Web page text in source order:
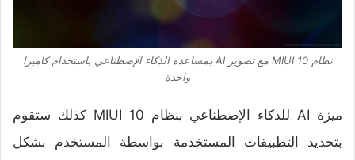
نظام MIUI 10 مع تصوير AI بمساعدة الذكاء الإصطناعي باستخدام كاميرا
واحدة
ميزة AI للذكاء الإصطناعي بنظام MIUI 10 كذلك ستقوم
بتحديد التطبيقات المستخدمة بواسطة المستخدم بشكل